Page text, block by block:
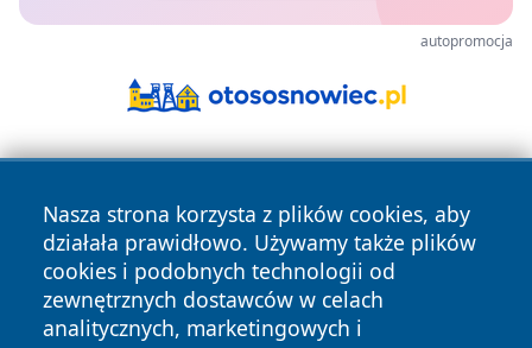
autopromocja
Nasza strona korzysta z plików cookies, aby
działała prawidłowo. Używamy także plików
cookies i podobnych technologii od
zewnętrznych dostawców w celach
analitycznych, marketingowych i
Copyright © 2026 olkuszonline.pl Wszystkie prawa
zastrzeżone.